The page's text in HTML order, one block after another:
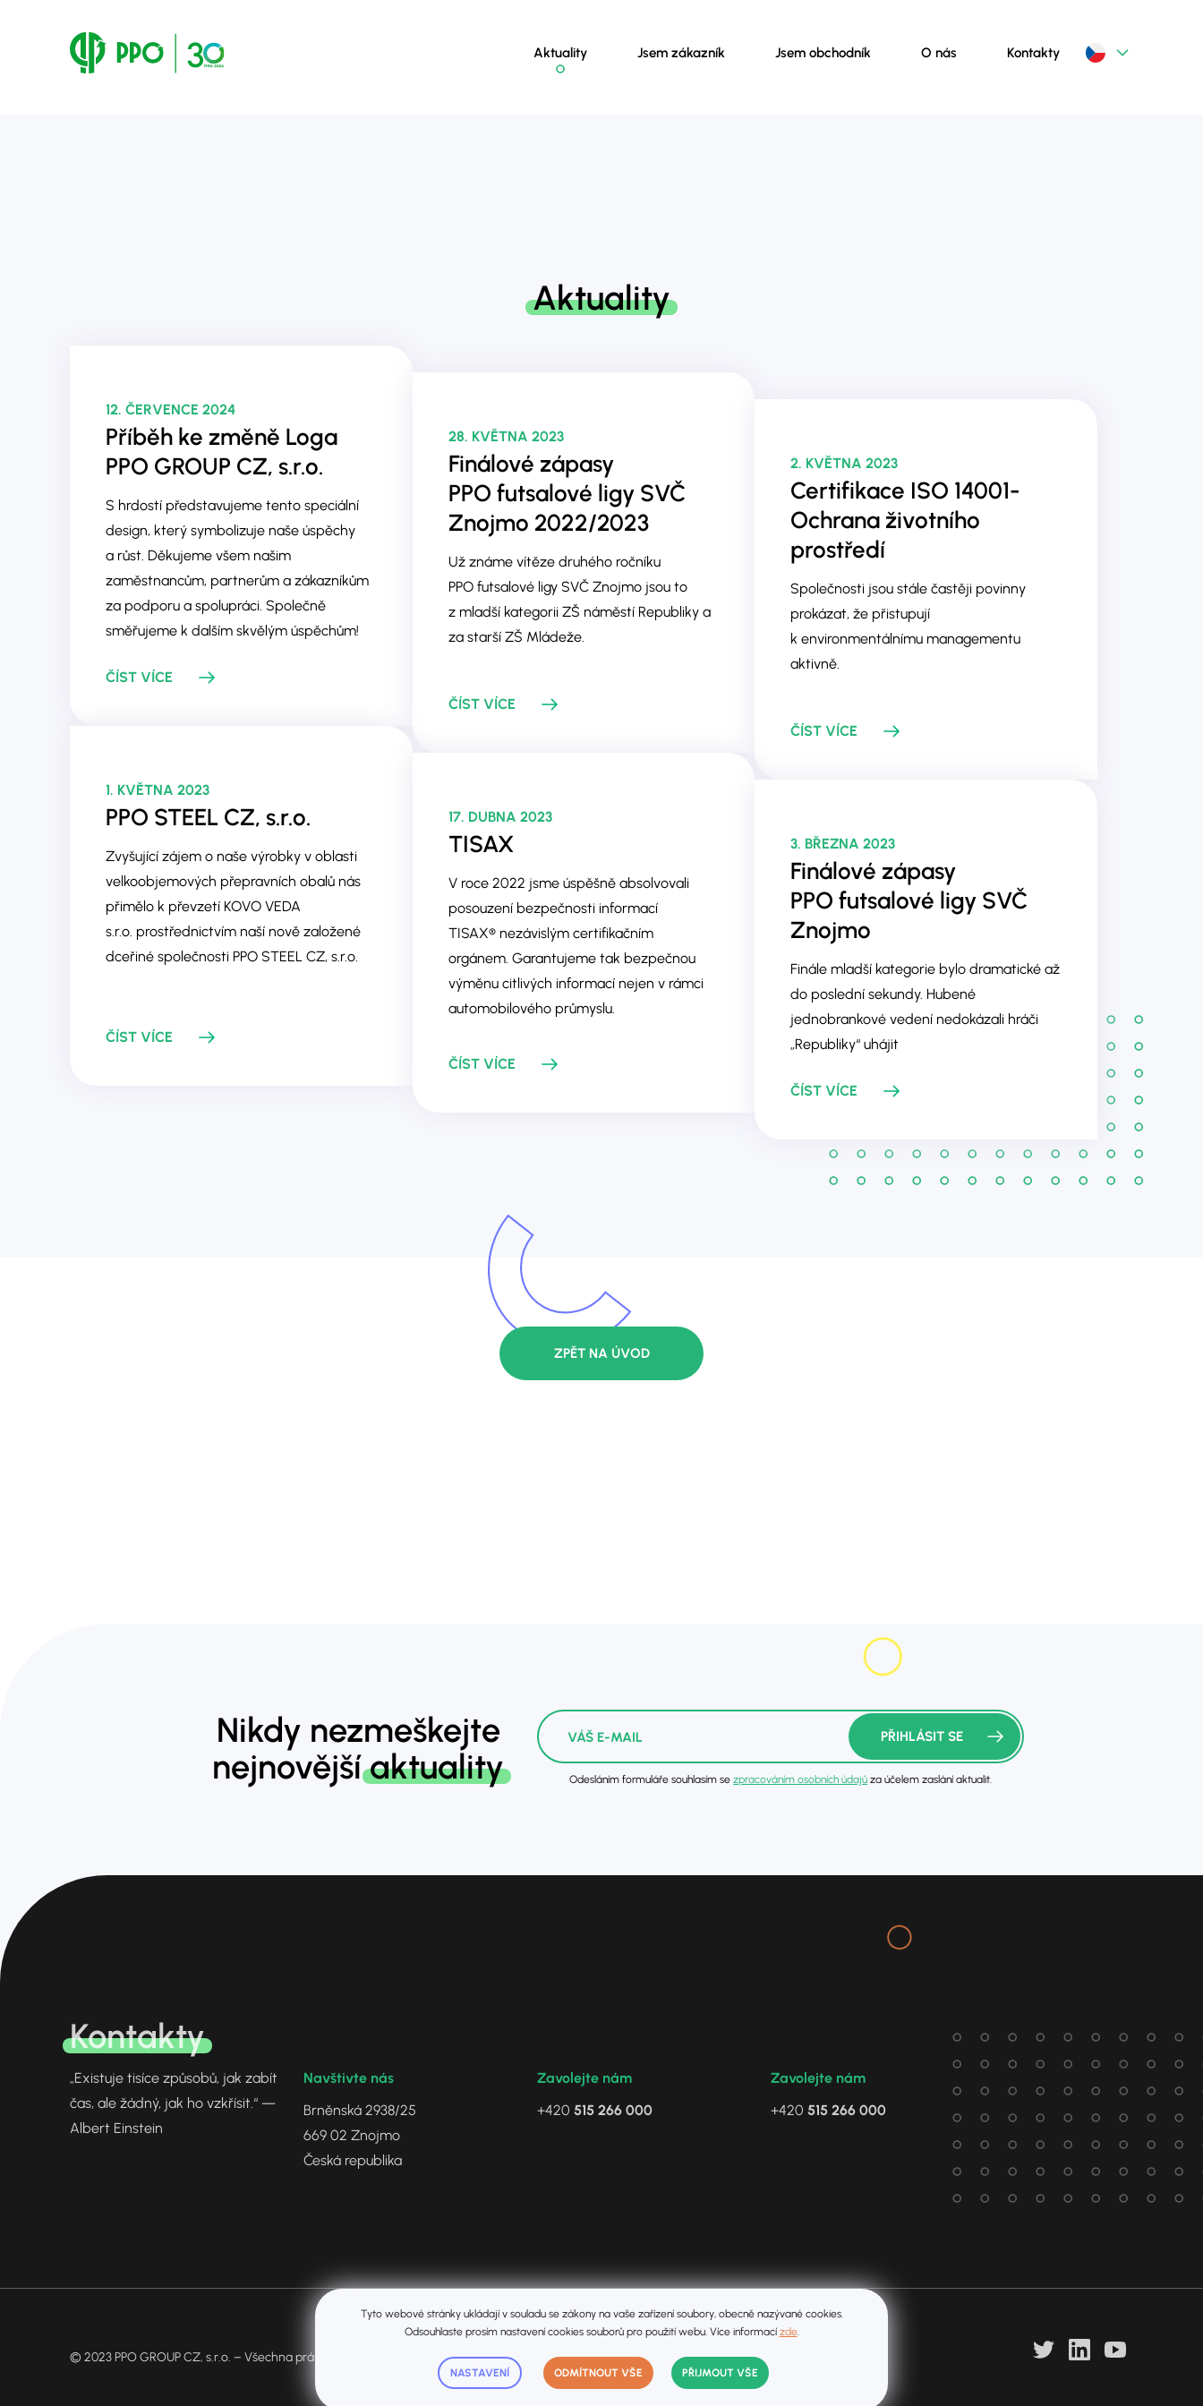
Aktuality Jsem zákazník Jsem obchodník O nás Kontakty
Aktuality
12. ČERVENCE 2024
Příběh ke změně Loga
PPO GROUP CZ, s.r.o.
S hrdostí představujeme tento speciální
design, který symbolizuje naše úspěchy
a růst. Děkujeme všem našim
zaměstnancům, partnerům a zákazníkům
za podporu a spolupráci. Společně
směřujeme k dalším skvělým úspěchům!
ČÍST VÍCE
28. KVĚTNA 2023
Finálové zápasy
PPO futsalové ligy SVČ
Znojmo 2022/2023
Už známe vítěze druhého ročníku
PPO futsalové ligy SVČ Znojmo jsou to
z mladší kategorii ZŠ náměstí Republiky a
za starší ZŠ Mládeže.
ČÍST VÍCE
2. KVĚTNA 2023
Certifikace ISO 14001-
Ochrana životního
prostředí
Společnosti jsou stále častěji povinny
prokázat, že přistupují
k environmentálnímu managementu
aktivně.
ČÍST VÍCE
1. KVĚTNA 2023
PPO STEEL CZ, s.r.o.
Zvyšující zájem o naše výrobky v oblasti
velkoobjemových přepravních obalů nás
přimělo k převzetí KOVO VEDA
s.r.o. prostřednictvím naší nově založené
dceřiné společnosti PPO STEEL CZ, s.r.o.
ČÍST VÍCE
17. DUBNA 2023
TISAX
V roce 2022 jsme úspěšně absolvovali
posouzení bezpečnosti informací
TISAX® nezávislým certifikačním
orgánem. Garantujeme tak bezpečnou
výměnu citlivých informací nejen v rámci
automobilového průmyslu.
ČÍST VÍCE
3. BŘEZNA 2023
Finálové zápasy
PPO futsalové ligy SVČ
Znojmo
Finále mladší kategorie bylo dramatické až
do poslední sekundy. Hubené
jednobrankové vedení nedokázali hráči
„Republiky“ uhájit
ČÍST VÍCE
ZPĚT NA ÚVOD
Nikdy nezmeškejte
nejnovějšíaktuality Odesláním formuláře souhlasím se zpracováním osobních údajů za účelem zaslání aktualit.
PŘIHLÁSIT SE
Kontakty
„Existuje tisíce způsobů, jak zabít
čas, ale žádný, jak ho vzkřísit.“ —
Albert Einstein
Navštivte nás
Brněnská 2938/25
669 02 Znojmo
Česká republika
Zavolejte nám
+420 515 266 000
Zavolejte nám
+420 515 266 000
© 2023 PPO GROUP CZ, s.r.o. – Všechna práva vyhrazena. Vytvořilostudio Pixel Design s. r. o.
Tyto webové stránky ukládají v souladu se zákony na vaše zařízení soubory, obecně nazývané cookies.
Odsouhlaste prosím nastavení cookies souborů pro použití webu. Více informací zde.
NASTAVENÍ ODMÍTNOUT VŠE PŘIJMOUT VŠE